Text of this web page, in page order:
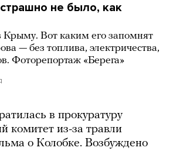
не было, как
Крыму. Вот каким его запомнят
— без топлива, электричества,
Фоторепортаж «Берега»
в прокуратуру
комитет из-за травли
о Колобке. Возбуждено